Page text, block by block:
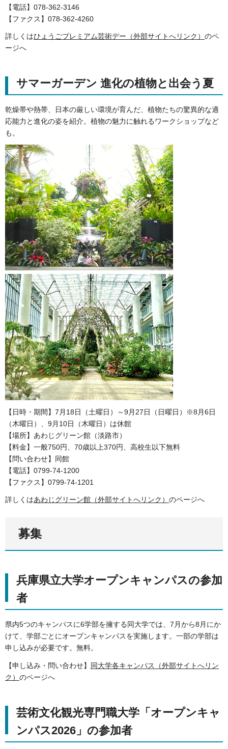
【電話】078-362-3146
【ファクス】078-362-4260
詳しくはひょうごプレミアム芸術デー（外部サイトへリンク） のペ
ージへ
サマーガーデン 進化の植物と出会う夏
乾燥帯や熱帯、日本の厳しい環境が育んだ、植物たちの驚異的な適
応能力と進化の姿を紹介。植物の魅力に触れるワークショップなど
も。
【日時・期間】7月18日（土曜日）～9月27日（日曜日）※8月6日
（木曜日）、9月10日（木曜日）は休館
【場所】あわじグリーン館（淡路市）
【料金】一般750円、70歳以上370円、高校生以下無料
【問い合わせ】同館
【電話】0799-74-1200
【ファクス】0799-74-1201
詳しくはあわじグリーン館（外部サイトへリンク） のページへ
募集
兵庫県立大学オープンキャンパスの参加
者
県内5つのキャンパスに6学部を擁する同大学では、7月から8月にか
けて、学部ごとにオープンキャンパスを実施します。一部の学部は
申し込みが必要です。無料。
【申し込み・問い合わせ】 同大学各キャンパス（外部サイトへリン
ク） のページへ
芸術文化観光専門職大学「オープンキャ
ンパス2026」の参加者